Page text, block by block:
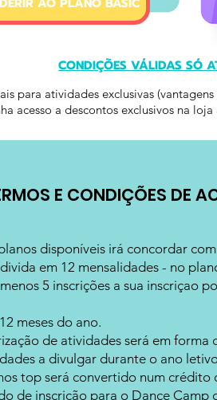
CONDIÇÕES VÁLIDAS SÓ
para atividades exclusivas
acesso a descontos exclusivos na
E CONDIÇÕES DE
disponíveis irá concordar
em 12 mensalidades - no
5 inscrições a sua inscriçao
meses do ano.
de atividades será em forma
a divulgar durante o ano
top será convertido num
de inscrição para o Dance Camp